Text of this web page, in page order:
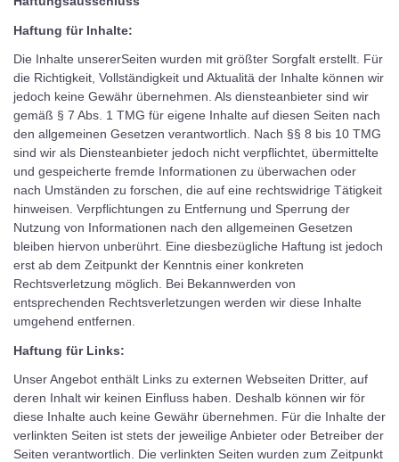
Haftung für Inhalte:
Die Inhalte unsererSeiten wurden mit größter Sorgfalt erstellt. Für
die Richtigkeit, Vollständigkeit und Aktualitä der Inhalte können wir
jedoch keine Gewähr übernehmen. Als diensteanbieter sind wir
gemäß § 7 Abs. 1 TMG für eigene Inhalte auf diesen Seiten nach
den allgemeinen Gesetzen verantwortlich. Nach §§ 8 bis 10 TMG
sind wir als Diensteanbieter jedoch nicht verpflichtet, übermittelte
und gespeicherte fremde Informationen zu überwachen oder
nach Umständen zu forschen, die auf eine rechtswidrige Tätigkeit
hinweisen. Verpflichtungen zu Entfernung und Sperrung der
Nutzung von Informationen nach den allgemeinen Gesetzen
bleiben hiervon unberührt. Eine diesbezügliche Haftung ist jedoch
erst ab dem Zeitpunkt der Kenntnis einer konkreten
Rechtsverletzung möglich. Bei Bekannwerden von
entsprechenden Rechtsverletzungen werden wir diese Inhalte
umgehend entfernen.
Haftung für Links:
Unser Angebot enthält Links zu externen Webseiten Dritter, auf
deren Inhalt wir keinen Einfluss haben. Deshalb können wir för
diese Inhalte auch keine Gewähr übernehmen. Für die Inhalte der
verlinkten Seiten ist stets der jeweilige Anbieter oder Betreiber der
Seiten verantwortlich. Die verlinkten Seiten wurden zum Zeitpunkt